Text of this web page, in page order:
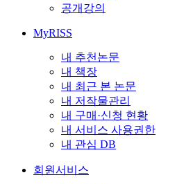
공개강의
MyRISS
내 추천논문
내 책장
내 최근 본 논문
내 저작물관리
내 구매·신청 현황
내 서비스 사용권한
내 관심 DB
회원서비스